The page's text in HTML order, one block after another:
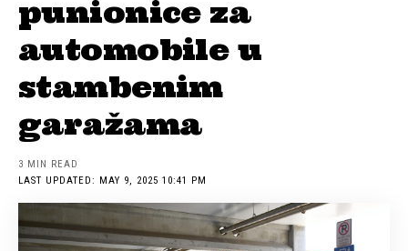
punionice za
automobile u
stambenim
garažama
LAST UPDATED: MAY 9, 2025 10:41 PM
3 MIN READ